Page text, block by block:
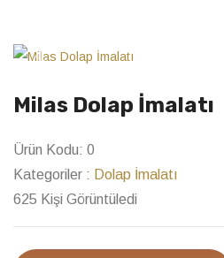
Previous
Milas Dolap İmalatı
Ürün Kodu: 0
Kategoriler : Dolap İmalatı
625 Kişi Görüntüledi